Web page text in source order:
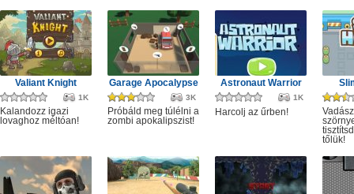
Valiant Knight
1K
Kalandozz igazi
lovaghoz méltóan!
Garage Apocalypse
3K
Próbáld meg túlélni a
zombi apokalipszist!
Astronaut Warrior
1K
Harcolj az űrben!
tőlük!